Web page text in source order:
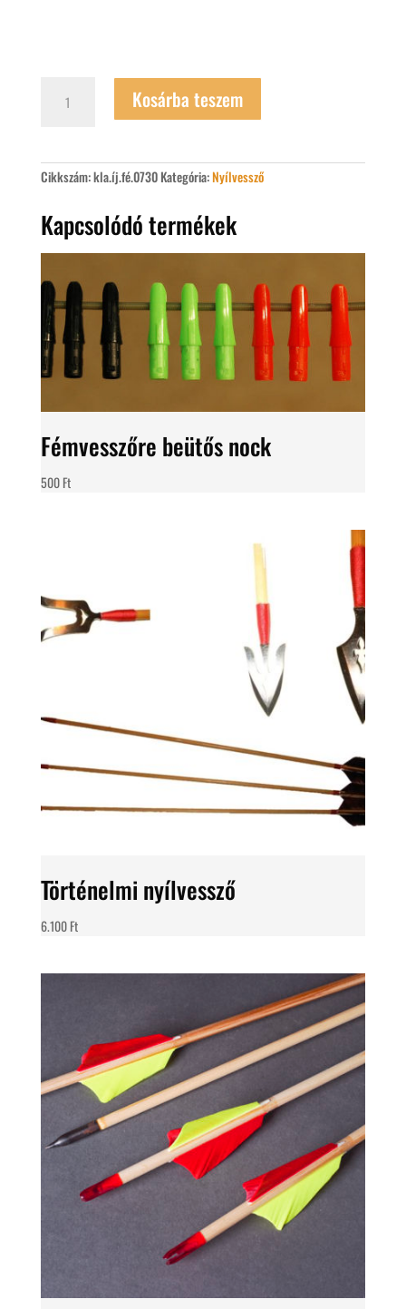
nyilvessző
mennyiség
Kosárba teszem
Cikkszám:kla.íj.fé.0730 Kategória:Nyílvessző
Kapcsolódó termékek
Fémvesszőre beütős nock
500Ft
Történelmi nyílvessző
6.100Ft